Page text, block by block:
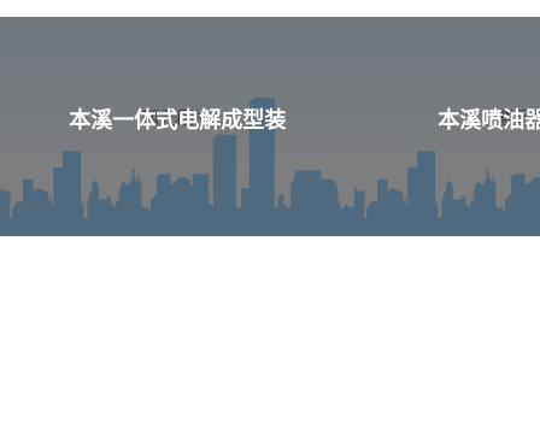
本溪一体式电解成型装 本溪喷油